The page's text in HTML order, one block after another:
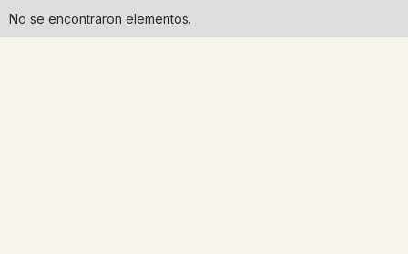
No se encontraron elementos.